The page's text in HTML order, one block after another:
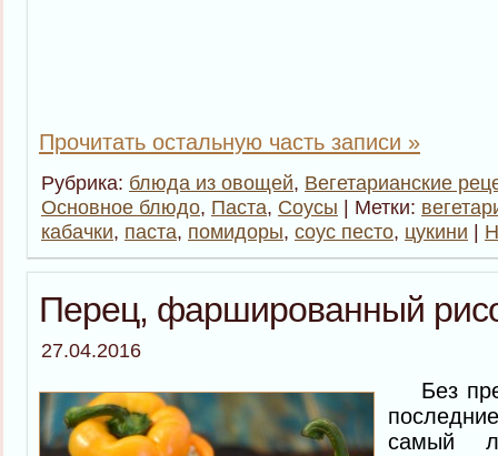
Прочитать остальную часть записи »
Рубрика: блюда из овощей, Вегетарианские
Основное блюдо, Паста, Соусы | Метки:
кабачки, паста, помидоры, соус песто, цукини |
Перец, фаршированный
27.04.2016
Без
самый